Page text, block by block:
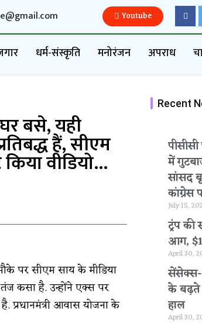
Youtube
धर्म-संस्कृति मनोरंजन अपराध
बसे, यही
हैं, सीएम
वीडियो…
पर सीएम साय के मीडिया
कसा है. उन्होंने एक्स पर
प्रधानमंत्री आवास योजना के
Recent
में
सांसद
July 15,
ट्रंप
आग,
April 30,
सेंसेक्स-
के बढ़ते
हाल
April 30,